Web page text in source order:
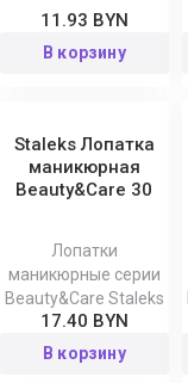
11.93 BYN
В корзину
Staleks Лопатка
маникюрная
Beauty&Care 30
Лопатки
маникюрные серии
Beauty&Care Staleks
17.40 BYN
В корзину